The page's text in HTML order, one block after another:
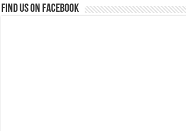
Find us on Facebook